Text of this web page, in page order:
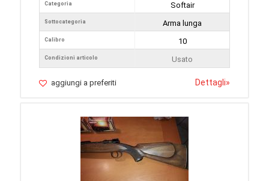
Categoria
Sottocategoria
Calibro
Condizioni articolo
Softair
Arma lunga
10
Usato
aggiungi a preferiti Dettagli»